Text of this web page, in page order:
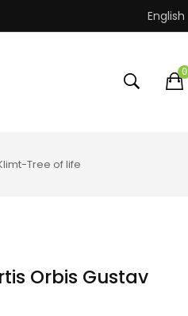
English
0
Tree of life
Orbis Gustav